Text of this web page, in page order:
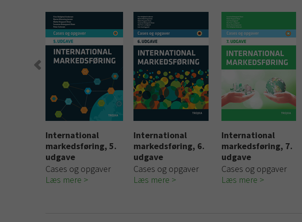
Projektledelse, 2.
udgave
Udgivelsesdato: 2.
august 2021
Projektledelse, 3.
udgave
Udgivelsesdato: 1.
august 2025
International
markedsføring, 5.
udgave
Cases og opgaver
Læs mere
International
markedsføring, 6.
udgave
Cases og opgaver
Læs mere
International
markedsføring, 7.
udgave
Cases og opgaver
Læs mere